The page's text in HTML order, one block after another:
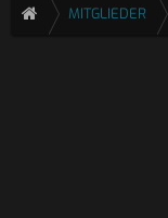
MITGLIEDER